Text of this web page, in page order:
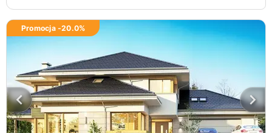
Promocja -20.0%